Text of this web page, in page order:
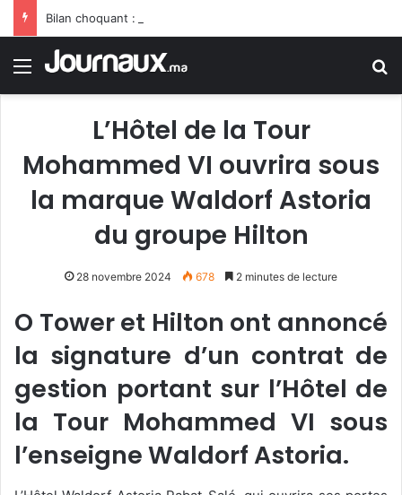
Menu
L’Hôtel de la Tour
Mohammed VI ouvrira sous
la marque Waldorf Astoria
du groupe Hilton
28 novembre 2024 678 2 minutes de lecture
O Tower et Hilton ont annoncé
la signature d’un contrat de
gestion portant sur l’Hôtel de
la Tour Mohammed VI sous
l’enseigne Waldorf Astoria.